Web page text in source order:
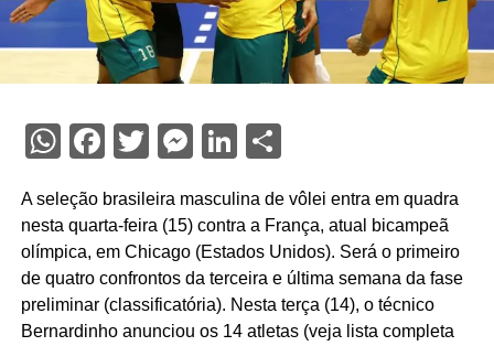
WhatsApp
Facebook
Twitter
Messenger
LinkedIn
Share
A seleção brasileira masculina de vôlei entra em quadra
nesta quarta-feira (15) contra a França, atual bicampeã
olímpica, em Chicago (Estados Unidos). Será o primeiro
de quatro confrontos da terceira e última semana da fase
preliminar (classificatória). Nesta terça (14), o técnico
Bernardinho anunciou os 14 atletas (veja lista completa